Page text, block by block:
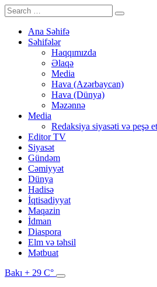
Ana Səhifə
Səhifələr
Haqqımızda
Əlaqə
Media
Hava (Azərbaycan)
Hava (Dünya)
Məzənnə
Media
Redaksiya siyasəti və peşə
Editor TV
Siyasət
Gündəm
Cəmiyyət
Dünya
Hadisə
İqtisadiyyat
Maqazin
İdman
Diaspora
Elm və təhsil
Mətbuat
Bakı + 29 C°